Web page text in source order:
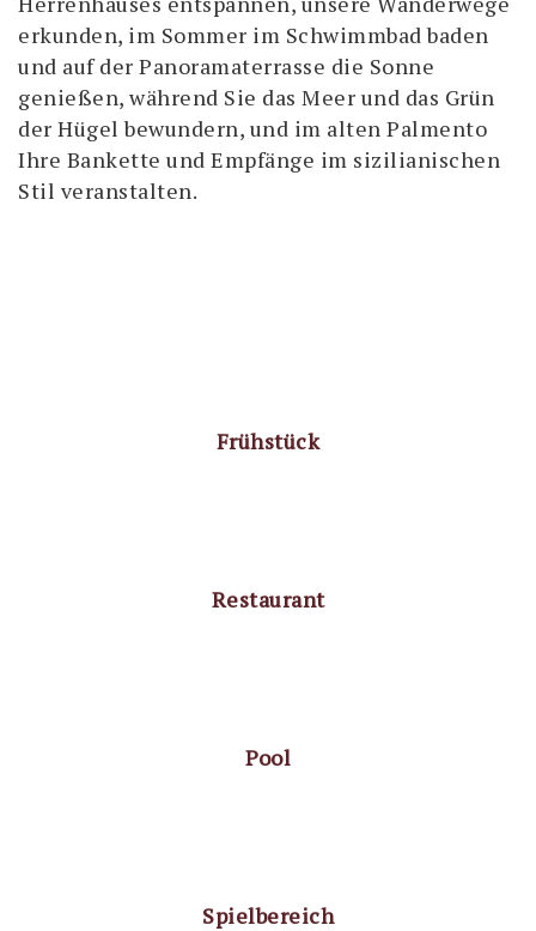
erkunden, im Sommer im Schwimmbad baden
und auf der Panoramaterrasse die Sonne
genießen, während Sie das Meer und das Grün
der Hügel bewundern, und im alten Palmento
Ihre Bankette und Empfänge im sizilianischen
Stil veranstalten.
Frühstück
Restaurant
Pool
Spielbereich